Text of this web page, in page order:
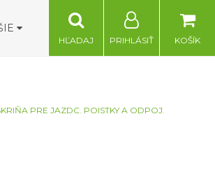
KOŠÍK
PRIHLÁSIŤ
HĽADAJ
PRE JAZDC. POISTKY A ODPOJ.